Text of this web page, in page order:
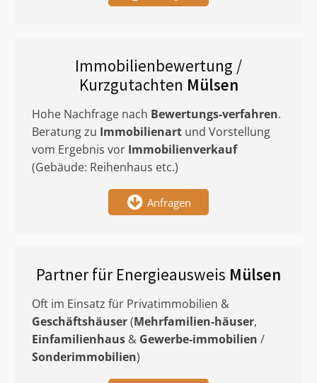
Immobilienbewertung /
Kurzgutachten Mülsen
Hohe Nachfrage nach Bewertungs-verfahren.
Beratung zu Immobilienart und Vorstellung
vom Ergebnis vor Immobilienverkauf
(Gebäude: Reihenhaus etc.)
Anfragen
Partner für Energieausweis Mülsen
Oft im Einsatz für Privatimmobilien &
Geschäftshäuser(Mehrfamilien-häuser,
Einfamilienhaus & Gewerbe-immobilien /
Sonderimmobilien)